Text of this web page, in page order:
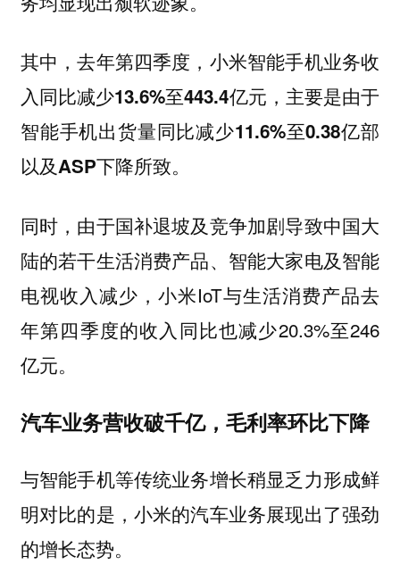
其中，去年第四季度，小米智能手机业务收
入同比减少13.6%至443.4亿元，主要是由于
智能手机出货量同比减少11.6%至0.38亿部
以及ASP下降所致。
同时，由于国补退坡及竞争加剧导致中国大
陆的若干生活消费产品、智能大家电及智能
电视收入减少，小米IoT与生活消费产品去
年第四季度的收入同比也减少20.3%至246
亿元。
汽车业务营收破千亿，毛利率环比下降
与智能手机等传统业务增长稍显乏力形成鲜
明对比的是，小米的汽车业务展现出了强劲
的增长态势。